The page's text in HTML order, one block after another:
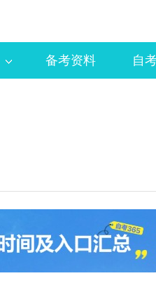
备考资料 自